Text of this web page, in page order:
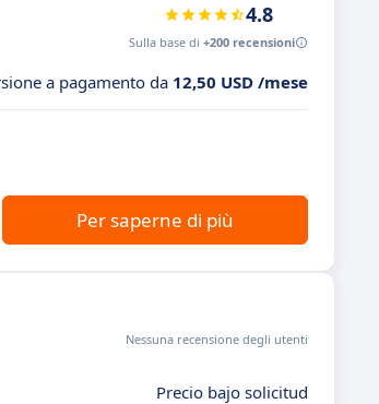
4.8
Sulla base di +200 recensioni
a pagamento da 12,50 USD /mese
Per saperne di più
Nessuna recensione degli utenti
Precio bajo solicitud